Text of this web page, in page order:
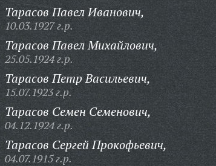
Тарасов Павел Иванович,
10.03.1927 г.р.
Тарасов Павел Михайлович,
25.05.1924 г.р.
Тарасов Петр Васильевич,
15.07.1923 г.р.
Тарасов Семен Семенович,
04.12.1924 г.р.
Тарасов Сергей Прокофьевич,
04.07.1915 г.р.